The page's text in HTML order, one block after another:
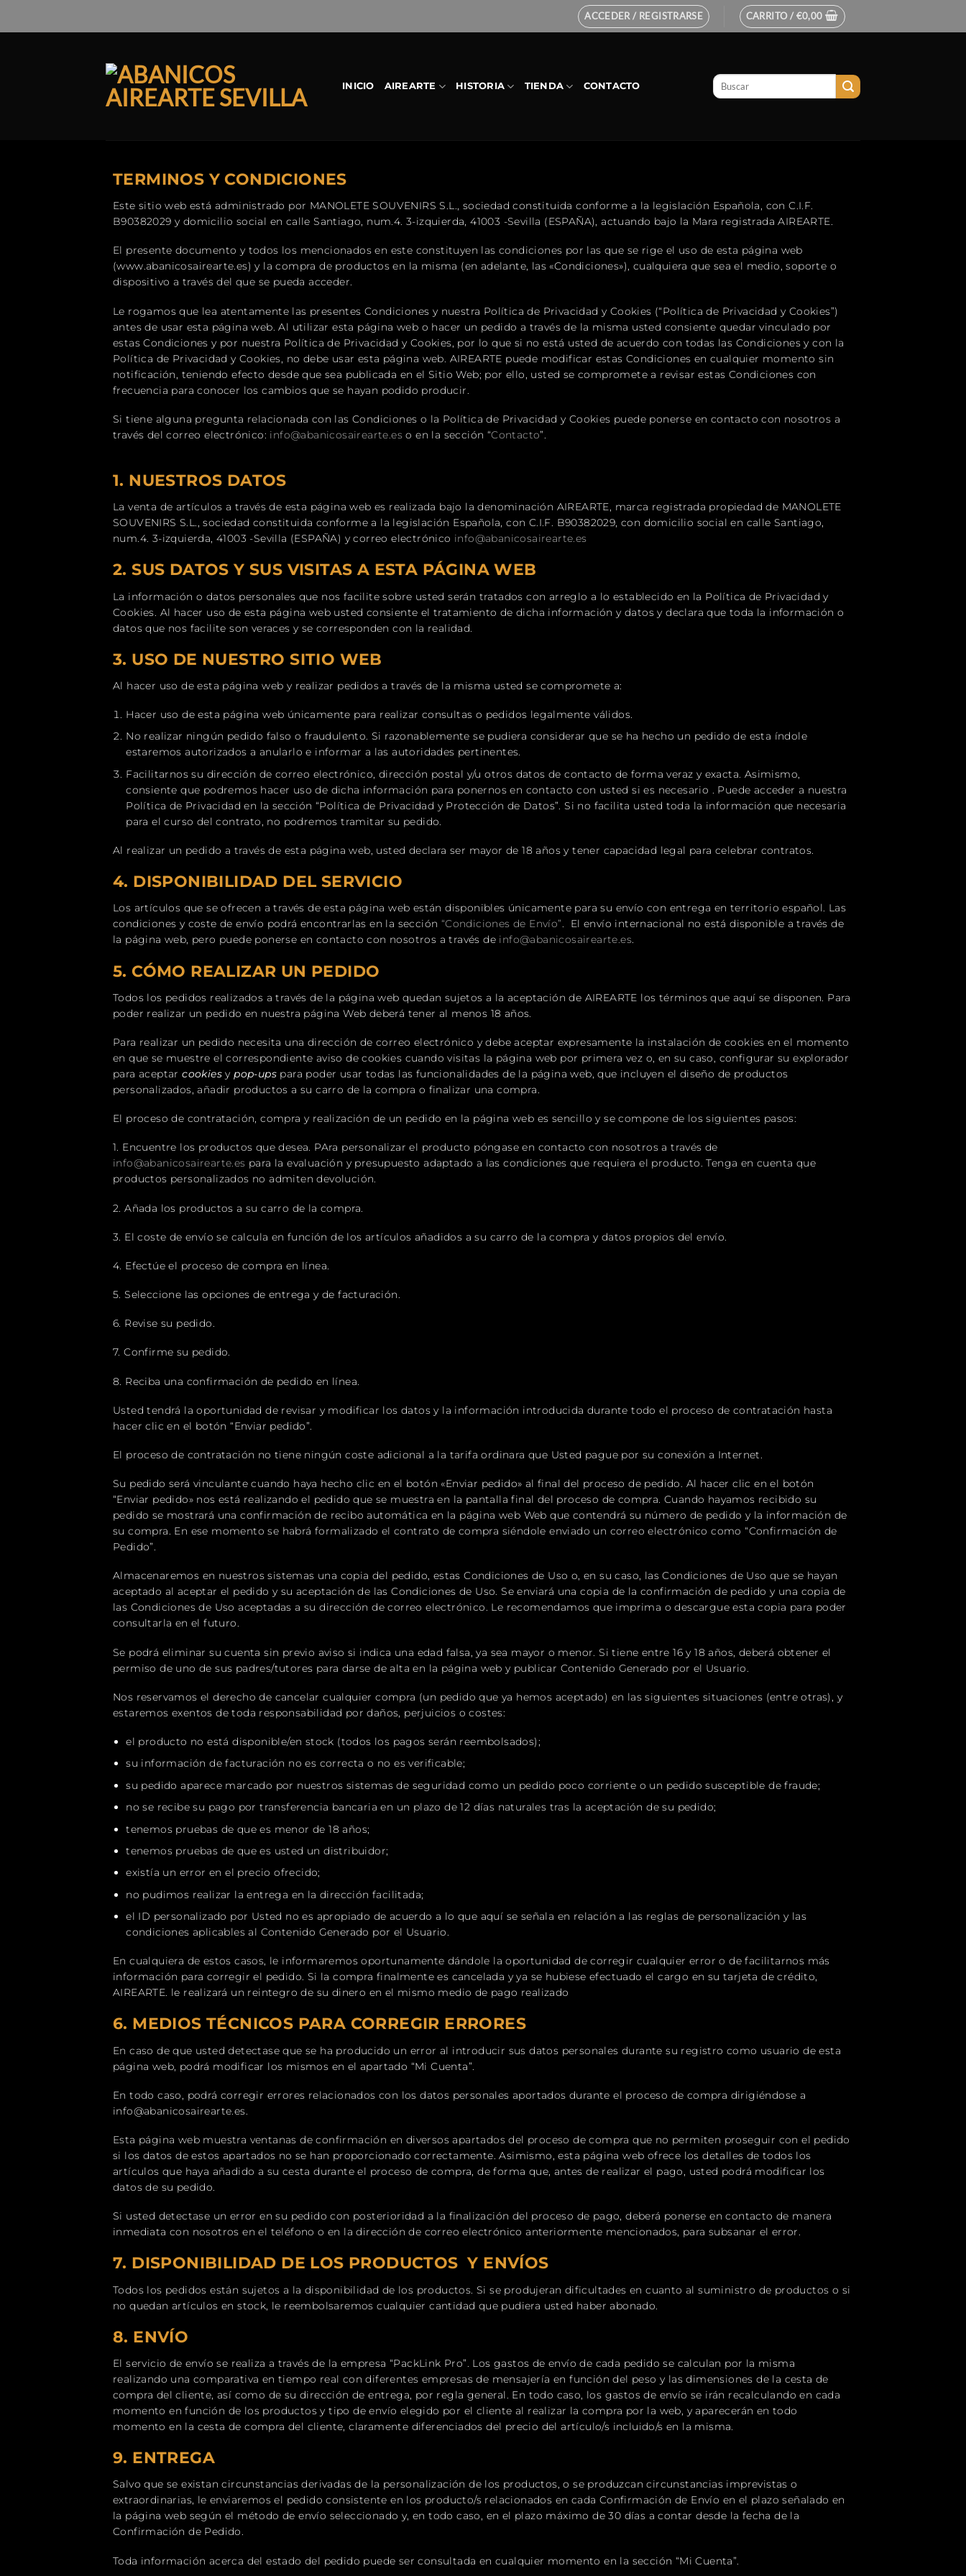
ACCEDER / REGISTRARSE CARRITO /€0,00
INICIO AIREARTE HISTORIA TIENDA CONTACTO
TERMINOS Y CONDICIONES
Este sitio web está administrado por MANOLETE SOUVENIRS S.L., sociedad constituida conforme a la legislación Española, con C.I.F.
B90382029 y domicilio social en calle Santiago, num.4. 3-izquierda, 41003 -Sevilla (ESPAÑA), actuando bajo la Mara registrada AIREARTE.
El presente documento y todos los mencionados en este constituyen las condiciones por las que se rige el uso de esta página web
(www.abanicosairearte.es) y la compra de productos en la misma (en adelante, las «Condiciones»), cualquiera que sea el medio, soporte o
dispositivo a través del que se pueda acceder.
Le rogamos que lea atentamente las presentes Condiciones y nuestra Política de Privacidad y Cookies (“Política de Privacidad y Cookies”)
antes de usar esta página web. Al utilizar esta página web o hacer un pedido a través de la misma usted consiente quedar vinculado por
estas Condiciones y por nuestra Política de Privacidad y Cookies, por lo que si no está usted de acuerdo con todas las Condiciones y con la
Política de Privacidad y Cookies, no debe usar esta página web. AIREARTE puede modificar estas Condiciones en cualquier momento sin
notificación, teniendo efecto desde que sea publicada en el Sitio Web; por ello, usted se compromete a revisar estas Condiciones con
frecuencia para conocer los cambios que se hayan podido producir.
Si tiene alguna pregunta relacionada con las Condiciones o la Política de Privacidad y Cookies puede ponerse en contacto con nosotros a
través del correo electrónico: info@abanicosairearte.es o en la sección “Contacto”.
1. NUESTROS DATOS
La venta de artículos a través de esta página web es realizada bajo la denominación AIREARTE, marca registrada propiedad de MANOLETE
SOUVENIRS S.L., sociedad constituida conforme a la legislación Española, con C.I.F. B90382029, con domicilio social en calle Santiago,
num.4. 3-izquierda, 41003 -Sevilla (ESPAÑA) y correo electrónico info@abanicosairearte.es
2.SUS DATOS Y SUS VISITAS A ESTA PÁGINA WEB
La información o datos personales que nos facilite sobre usted serán tratados con arreglo a lo establecido en la Política de Privacidad y
Cookies. Al hacer uso de esta página web usted consiente el tratamiento de dicha información y datos y declara que toda la información o
datos que nos facilite son veraces y se corresponden con la realidad.
3. USO DE NUESTRO SITIO WEB
Al hacer uso de esta página web y realizar pedidos a través de la misma usted se compromete a:
Hacer uso de esta página web únicamente para realizar consultas o pedidos legalmente válidos.
No realizar ningún pedido falso o fraudulento. Si razonablemente se pudiera considerar que se ha hecho un pedido de esta índole
estaremos autorizados a anularlo e informar a las autoridades pertinentes.
Facilitarnos su dirección de correo electrónico, dirección postal y/u otros datos de contacto de forma veraz y exacta. Asimismo,
consiente que podremos hacer uso de dicha información para ponernos en contacto con usted si es necesario . Puede acceder a nuestra
Política de Privacidad en la sección “Política de Privacidad y Protección de Datos”. Si no facilita usted toda la información que necesaria
para el curso del contrato, no podremos tramitar su pedido.
Al realizar un pedido a través de esta página web, usted declara ser mayor de 18 años y tener capacidad legal para celebrar contratos.
4. DISPONIBILIDAD DEL SERVICIO
Los artículos que se ofrecen a través de esta página web están disponibles únicamente para su envío con entrega en territorio español. Las
condiciones y coste de envío podrá encontrarlas en la sección “Condiciones de Envío”. El envío internacional no está disponible a través de
la página web, pero puede ponerse en contacto con nosotros a través de info@abanicosairearte.es.
5.CÓMO REALIZAR UN PEDIDO
Todos los pedidos realizados a través de la página web quedan sujetos a la aceptación de AIREARTE los términos que aquí se disponen. Para
poder realizar un pedido en nuestra página Web deberá tener al menos 18 años.
Para realizar un pedido necesita una dirección de correo electrónico y debe aceptar expresamente la instalación de cookies en el momento
en que se muestre el correspondiente aviso de cookies cuando visitas la página web por primera vez o, en su caso, configurar su explorador
para aceptarcookies ypop-ups para poder usar todas las funcionalidades de la página web, que incluyen el diseño de productos
personalizados, añadir productos a su carro de la compra o finalizar una compra.
El proceso de contratación, compra y realización de un pedido en la página web es sencillo y se compone de los siguientes pasos:
1. Encuentre los productos que desea. PAra personalizar el producto póngase en contacto con nosotros a través de
info@abanicosairearte.es para la evaluación y presupuesto adaptado a las condiciones que requiera el producto. Tenga en cuenta que
productos personalizados no admiten devolución.
2. Añada los productos a su carro de la compra.
3. El coste de envío se calcula en función de los artículos añadidos a su carro de la compra y datos propios del envío.
4. Efectúe el proceso de compra en línea.
5. Seleccione las opciones de entrega y de facturación.
6. Revise su pedido.
7. Confirme su pedido.
8. Reciba una confirmación de pedido en línea.
Usted tendrá la oportunidad de revisar y modificar los datos y la información introducida durante todo el proceso de contratación hasta
hacer clic en el botón “Enviar pedido”.
El proceso de contratación no tiene ningún coste adicional a la tarifa ordinara que Usted pague por su conexión a Internet.
Su pedido será vinculante cuando haya hecho clic en el botón «Enviar pedido» al final del proceso de pedido. Al hacer clic en el botón
“Enviar pedido» nos está realizando el pedido que se muestra en la pantalla final del proceso de compra. Cuando hayamos recibido su
pedido se mostrará una confirmación de recibo automática en la página web Web que contendrá su número de pedido y la información de
su compra. En ese momento se habrá formalizado el contrato de compra siéndole enviado un correo electrónico como “Confirmación de
Pedido”.
Almacenaremos en nuestros sistemas una copia del pedido, estas Condiciones de Uso o, en su caso, las Condiciones de Uso que se hayan
aceptado al aceptar el pedido y su aceptación de las Condiciones de Uso. Se enviará una copia de la confirmación de pedido y una copia de
las Condiciones de Uso aceptadas a su dirección de correo electrónico. Le recomendamos que imprima o descargue esta copia para poder
consultarla en el futuro.
Se podrá eliminar su cuenta sin previo aviso si indica una edad falsa, ya sea mayor o menor. Si tiene entre 16 y 18 años, deberá obtener el
permiso de uno de sus padres/tutores para darse de alta en la página web y publicar Contenido Generado por el Usuario.
Nos reservamos el derecho de cancelar cualquier compra (un pedido que ya hemos aceptado) en las siguientes situaciones (entre otras), y
estaremos exentos de toda responsabilidad por daños, perjuicios o costes:
el producto no está disponible/en stock (todos los pagos serán reembolsados);
su información de facturación no es correcta o no es verificable;
su pedido aparece marcado por nuestros sistemas de seguridad como un pedido poco corriente o un pedido susceptible de fraude;
no se recibe su pago por transferencia bancaria en un plazo de 12 días naturales tras la aceptación de su pedido;
tenemos pruebas de que es menor de 18 años;
tenemos pruebas de que es usted un distribuidor;
existía un error en el precio ofrecido;
no pudimos realizar la entrega en la dirección facilitada;
el ID personalizado por Usted no es apropiado de acuerdo a lo que aquí se señala en relación a las reglas de personalización y las
condiciones aplicables al Contenido Generado por el Usuario.
En cualquiera de estos casos, le informaremos oportunamente dándole la oportunidad de corregir cualquier error o de facilitarnos más
información para corregir el pedido. Si la compra finalmente es cancelada y ya se hubiese efectuado el cargo en su tarjeta de crédito,
AIREARTE. le realizará un reintegro de su dinero en el mismo medio de pago realizado
6. MEDIOS TÉCNICOS PARA CORREGIR ERRORES
En caso de que usted detectase que se ha producido un error al introducir sus datos personales durante su registro como usuario de esta
página web, podrá modificar los mismos en el apartado “Mi Cuenta”.
En todo caso, podrá corregir errores relacionados con los datos personales aportados durante el proceso de compra dirigiéndose a
info@abanicosairearte.es.
Esta página web muestra ventanas de confirmación en diversos apartados del proceso de compra que no permiten proseguir con el pedido
si los datos de estos apartados no se han proporcionado correctamente. Asimismo, esta página web ofrece los detalles de todos los
artículos que haya añadido a su cesta durante el proceso de compra, de forma que, antes de realizar el pago, usted podrá modificar los
datos de su pedido.
Si usted detectase un error en su pedido con posterioridad a la finalización del proceso de pago, deberá ponerse en contacto de manera
inmediata con nosotros en el teléfono o en la dirección de correo electrónico anteriormente mencionados, para subsanar el error.
7. DISPONIBILIDAD DE LOS PRODUCTOS Y ENVÍOS
Todos los pedidos están sujetos a la disponibilidad de los productos. Si se produjeran dificultades en cuanto al suministro de productos o si
no quedan artículos en stock, le reembolsaremos cualquier cantidad que pudiera usted haber abonado.
8. ENVÍO
El servicio de envío se realiza a través de la empresa “PackLink Pro”. Los gastos de envío de cada pedido se calculan por la misma
realizando una comparativa en tiempo real con diferentes empresas de mensajería en función del peso y las dimensiones de la cesta de
compra del cliente, así como de su dirección de entrega, por regla general. En todo caso, los gastos de envío se irán recalculando en cada
momento en función de los productos y tipo de envío elegido por el cliente al realizar la compra por la web, y aparecerán en todo
momento en la cesta de compra del cliente, claramente diferenciados del precio del artículo/s incluido/s en la misma.
9. ENTREGA
Salvo que se existan circunstancias derivadas de la personalización de los productos, o se produzcan circunstancias imprevistas o
extraordinarias, le enviaremos el pedido consistente en los producto/s relacionados en cada Confirmación de Envío en el plazo señalado en
la página web según el método de envío seleccionado y, en todo caso, en el plazo máximo de 30 días a contar desde la fecha de la
Confirmación de Pedido.
Toda información acerca del estado del pedido puede ser consultada en cualquier momento en la sección “Mi Cuenta”.